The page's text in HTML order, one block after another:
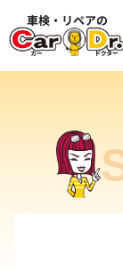
車検・リペアの